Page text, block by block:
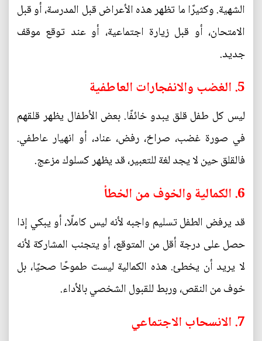
الشهية. وكثيرًا ما تظهر هذه الأعراض قبل المدرسة، أو قبل
الامتحان، أو قبل زيارة اجتماعية، أو عند توقع موقف
جديد.
5. الغضب والانفجارات العاطفية
ليس كل طفل قلق يبدو خائفًا. بعض الأطفال يظهر قلقهم
في صورة غضب، صراخ، رفض، عناد، أو انهيار عاطفي.
فالقلق حين لا يجد لغة للتعبير، قد يظهر كسلوك مزعج.
6. الكمالية والخوف من الخطأ
قد يرفض الطفل تسليم واجبه لأنه ليس كاملًا، أو يبكي إذا
حصل على درجة أقل من المتوقع، أو يتجنب المشاركة لأنه
لا يريد أن يخطئ. هذه الكمالية ليست طموحًا صحيًا، بل
خوف من النقص، وربط للقبول الشخصي بالأداء.
7. الانسحاب الاجتماعي